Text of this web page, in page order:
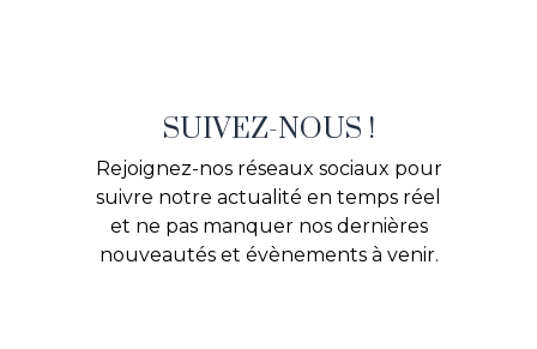
SUIVEZ-NOUS !
Rejoignez-nos réseaux sociaux pour
suivre notre actualité en temps réel
et ne pas manquer nos dernières
nouveautés et évènements à venir.